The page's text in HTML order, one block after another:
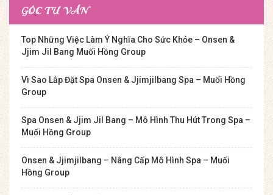
GÓC TƯ VẤN
Top Những Việc Làm Ý Nghĩa Cho Sức Khỏe – Onsen &
Jjim Jil Bang Muối Hồng Group
Vì Sao Lắp Đặt Spa Onsen & Jjimjilbang Spa – Muối Hồng
Group
Spa Onsen & Jjim Jil Bang – Mô Hình Thu Hút Trong Spa –
Muối Hồng Group
Onsen & Jjimjilbang – Nâng Cấp Mô Hình Spa – Muối
Hồng Group